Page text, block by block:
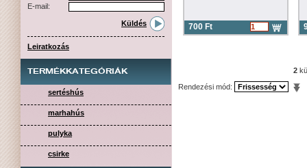
E-mail:
Küldés
Leiratkozás
TERMÉKKATEGÓRIÁK
sertéshús
marhahús
pulyka
csirke
700 Ft
2
Rendezési mód: